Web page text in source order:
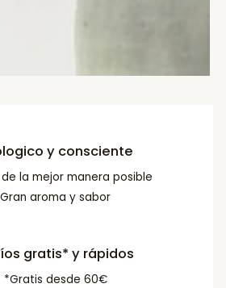
y consciente
la mejor manera posible
Gran aroma y sabor
gratis* y rápidos
*Gratis desde 60€